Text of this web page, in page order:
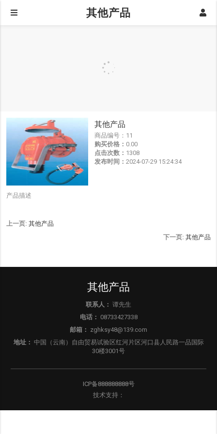
其他产品
其他产品
商品编号： 11
购买价格： 0.00
点击次数： 1308
发布时间： 2024-07-29 15:24:34
产品描述
上一页: 其他产品
下一页: 其他产品
其他产品
联系人： 谭先生
电话： 08733427338
邮箱： zghksy48@139.com
地址： 中国（云南）自由贸易试验区红河片区河口县人民路一品国际
30楼3001号
ICP备888888888号
技术支持：